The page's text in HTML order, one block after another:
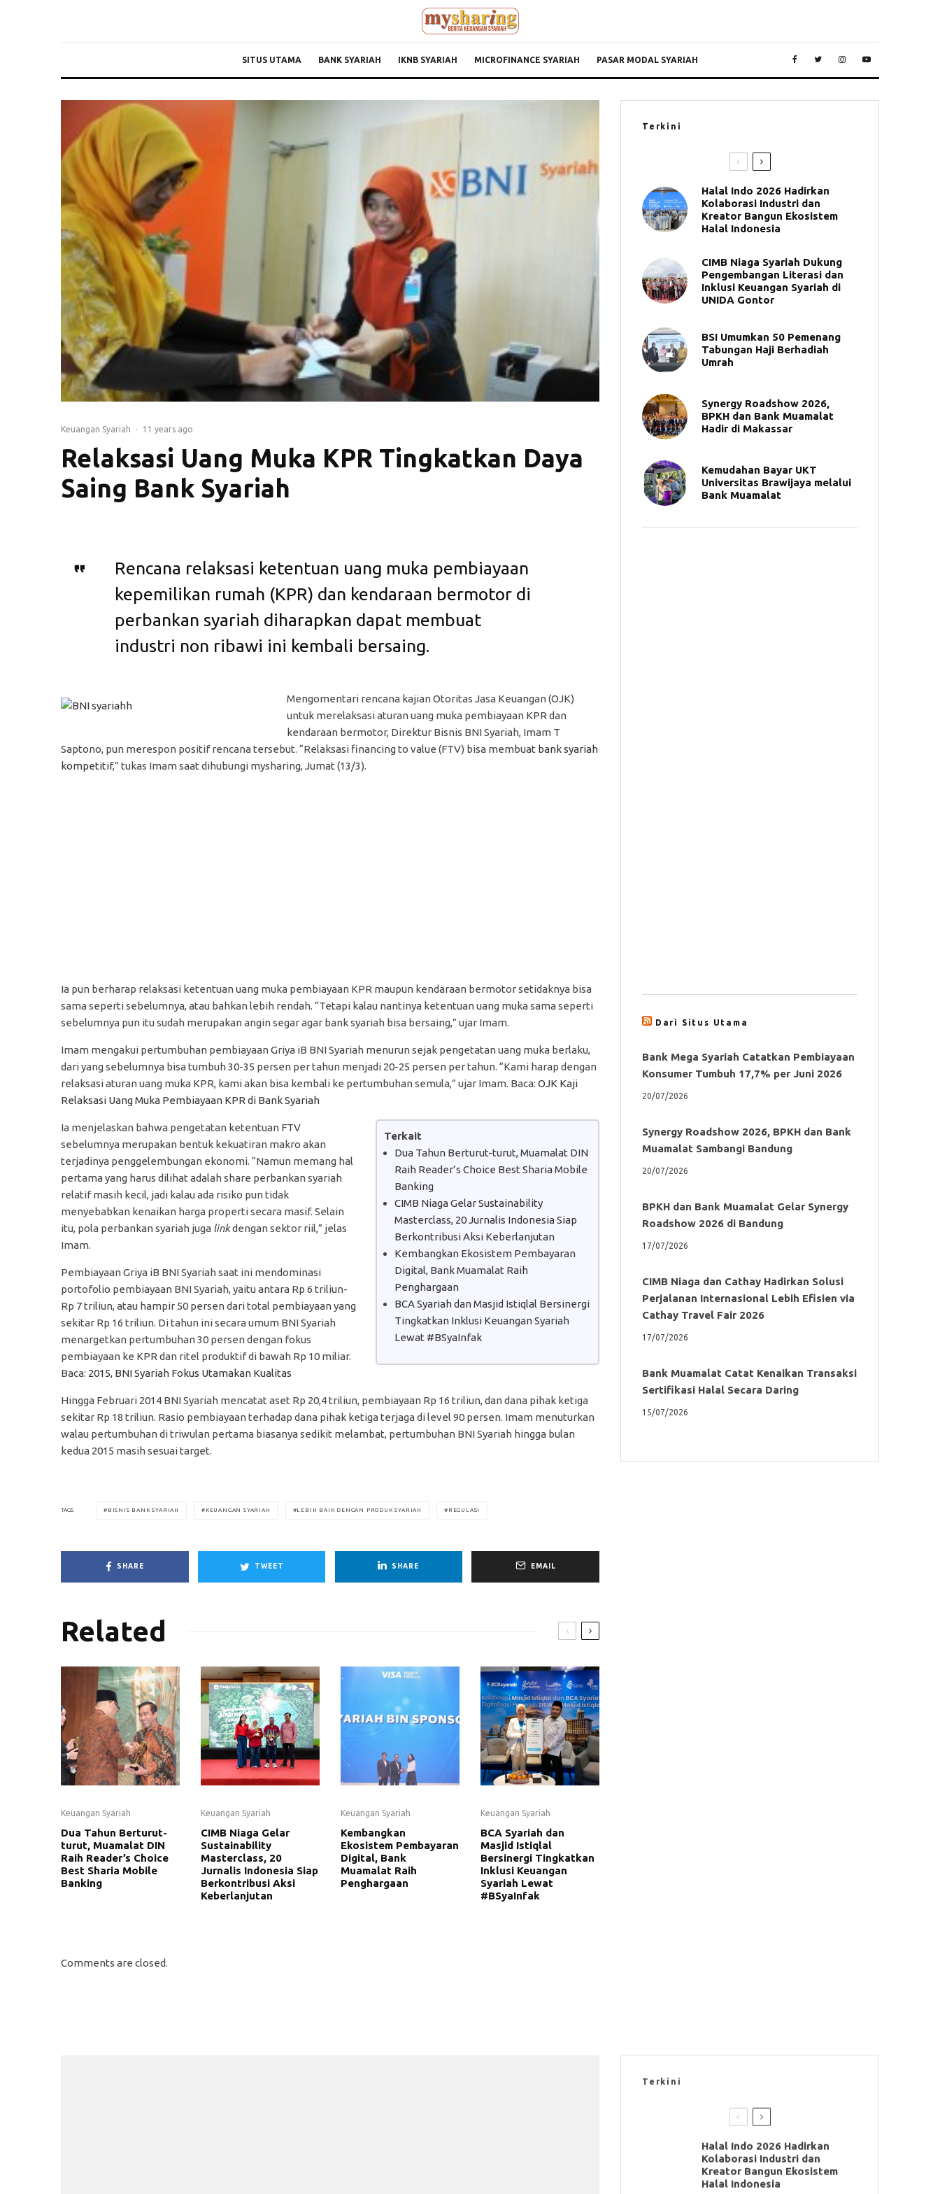
SITUS UTAMA BANK SYARIAH IKNB SYARIAH MICROFINANCE SYARIAH PASAR MODAL SYARIAH
Keuangan Syariah · 11 years ago
Relaksasi Uang Muka KPR Tingkatkan Daya
Saing Bank Syariah
Rencana relaksasi ketentuan uang muka pembiayaan
kepemilikan rumah (KPR) dan kendaraan bermotor di
perbankan syariah diharapkan dapat membuat
industri non ribawi ini kembali bersaing.
Mengomentari rencana kajian Otoritas Jasa Keuangan (OJK)
untuk merelaksasi aturan uang muka pembiayaan KPR dan
kendaraan bermotor, Direktur Bisnis BNI Syariah, Imam T
Saptono, pun merespon positif rencana tersebut. “Relaksasi financing to value (FTV) bisa membuat bank syariah
kompetitif,” tukas Imam saat dihubungi mysharing, Jumat (13/3).
Ia pun berharap relaksasi ketentuan uang muka pembiayaan KPR maupun kendaraan bermotor setidaknya bisa
sama seperti sebelumnya, atau bahkan lebih rendah. “Tetapi kalau nantinya ketentuan uang muka sama seperti
sebelumnya pun itu sudah merupakan angin segar agar bank syariah bisa bersaing,” ujar Imam.
Imam mengakui pertumbuhan pembiayaan Griya iB BNI Syariah menurun sejak pengetatan uang muka berlaku,
dari yang sebelumnya bisa tumbuh 30-35 persen per tahun menjadi 20-25 persen per tahun. “Kami harap dengan
relaksasi aturan uang muka KPR, kami akan bisa kembali ke pertumbuhan semula,” ujar Imam. Baca: OJK Kaji
Relaksasi Uang Muka Pembiayaan KPR di Bank Syariah
Terkait
Dua Tahun Berturut-turut, Muamalat DIN
Raih Reader’s Choice Best Sharia Mobile
Banking
CIMB Niaga Gelar Sustainability
Masterclass, 20 Jurnalis Indonesia Siap
Berkontribusi Aksi Keberlanjutan
Kembangkan Ekosistem Pembayaran
Digital, Bank Muamalat Raih
Penghargaan
BCA Syariah dan Masjid Istiqlal Bersinergi
Tingkatkan Inklusi Keuangan Syariah
Lewat #BSyaInfak
Ia menjelaskan bahwa pengetatan ketentuan FTV
sebelumnya merupakan bentuk kekuatiran makro akan
terjadinya penggelembungan ekonomi. “Namun memang hal
pertama yang harus dilihat adalah share perbankan syariah
relatif masih kecil, jadi kalau ada risiko pun tidak
menyebabkan kenaikan harga properti secara masif. Selain
itu, pola perbankan syariah juga linkdengan sektor riil,” jelas
Imam.
Pembiayaan Griya iB BNI Syariah saat ini mendominasi
portofolio pembiayaan BNI Syariah, yaitu antara Rp 6 triliun-
Rp 7 triliun, atau hampir 50 persen dari total pembiayaan yang
sekitar Rp 16 triliun. Di tahun ini secara umum BNI Syariah
menargetkan pertumbuhan 30 persen dengan fokus
pembiayaan ke KPR dan ritel produktif di bawah Rp 10 miliar.
Baca: 2015, BNI Syariah Fokus Utamakan Kualitas
Hingga Februari 2014 BNI Syariah mencatat aset Rp 20,4 triliun, pembiayaan Rp 16 triliun, dan dana pihak ketiga
sekitar Rp 18 triliun. Rasio pembiayaan terhadap dana pihak ketiga terjaga di level 90 persen. Imam menuturkan
walau pertumbuhan di triwulan pertama biasanya sedikit melambat, pertumbuhan BNI Syariah hingga bulan
kedua 2015 masih sesuai target.
TAGS BISNIS BANK SYARIAH KEUANGAN SYARIAH LEBIH BAIK DENGAN PRODUK SYARIAH REGULASI
SHARE TWEET SHARE EMAIL
Related
Keuangan Syariah
Dua Tahun Berturut-
turut, Muamalat DIN
Raih Reader’s Choice
Best Sharia Mobile
Banking
Keuangan Syariah
CIMB Niaga Gelar
Sustainability
Masterclass, 20
Jurnalis Indonesia Siap
Berkontribusi Aksi
Keberlanjutan
Keuangan Syariah
Kembangkan
Ekosistem Pembayaran
Digital, Bank
Muamalat Raih
Penghargaan
Keuangan Syariah
BCA Syariah dan
Masjid Istiqlal
Bersinergi Tingkatkan
Inklusi Keuangan
Syariah Lewat
#BSyaInfak
Comments are closed.
Terkini
Halal Indo 2026 Hadirkan
Kolaborasi Industri dan
Kreator Bangun Ekosistem
Halal Indonesia
CIMB Niaga Syariah Dukung
Pengembangan Literasi dan
Inklusi Keuangan Syariah di
UNIDA Gontor
BSI Umumkan 50 Pemenang
Tabungan Haji Berhadiah
Umrah
Synergy Roadshow 2026,
BPKH dan Bank Muamalat
Hadir di Makassar
Kemudahan Bayar UKT
Universitas Brawijaya melalui
Bank Muamalat
Dari Situs Utama
Bank Mega Syariah Catatkan Pembiayaan
Konsumer Tumbuh 17,7% per Juni 2026
20/07/2026
Synergy Roadshow 2026, BPKH dan Bank
Muamalat Sambangi Bandung
20/07/2026
BPKH dan Bank Muamalat Gelar Synergy
Roadshow 2026 di Bandung
17/07/2026
CIMB Niaga dan Cathay Hadirkan Solusi
Perjalanan Internasional Lebih Efisien via
Cathay Travel Fair 2026
17/07/2026
Bank Muamalat Catat Kenaikan Transaksi
Sertifikasi Halal Secara Daring
15/07/2026
Halal Indo 2026 Hadirkan
Kreator Bangun Ekosistem
Halal Indonesia